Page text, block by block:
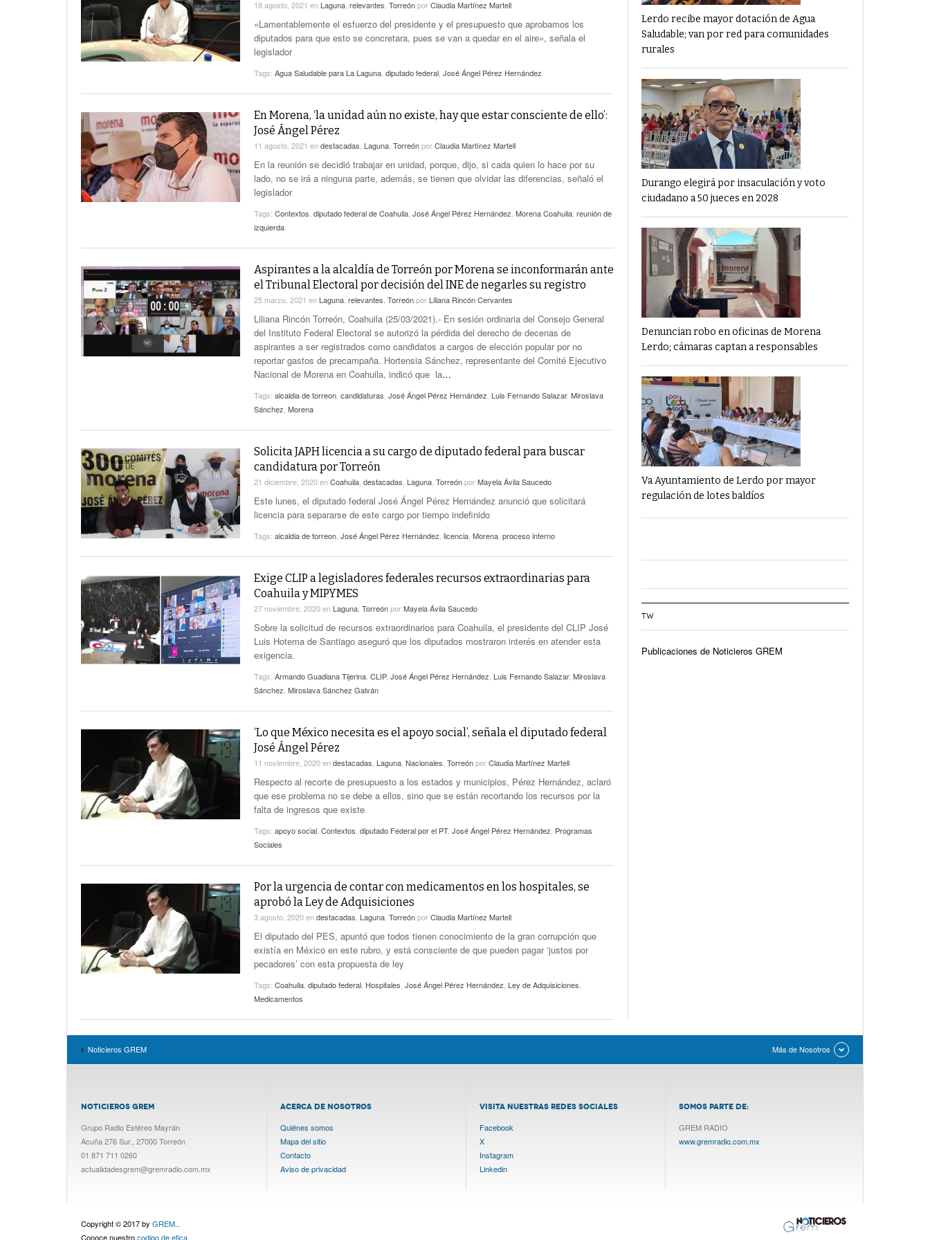
18 agosto, 2021 en Laguna relevantes TorreónporClaudia Martínez Martell
«Lamentablemente el esfuerzo del presidente y el presupuesto que aprobamos los
diputados para que esto se concretara, pues se van a quedar en el aire», señala el
legislador
Tags: Agua Saludable para La Laguna diputado federal José Ángel Pérez Hernández
En Morena, ‘la unidad aún no existe, hay que estar consciente de ello’:
José Ángel Pérez
11 agosto, 2021 endestacadas Laguna TorreónporClaudia Martínez Martell
En la reunión se decidió trabajar en unidad, porque, dijo, si cada quien lo hace por su
lado, no se irá a ninguna parte, además, se tienen que olvidar las diferencias, señaló el
legislador
Tags: Contextos diputado federal de Coahuila José Ángel Pérez Hernández Morena Coahuila reunión de
izquierda
Aspirantes a la alcaldía de Torreón por Morena se inconformarán ante
el Tribunal Electoral por decisión del INE de negarles su registro
25 marzo, 2021 en Laguna relevantes Torreónpor Liliana Rincón Cervantes
Liliana Rincón Torreón, Coahuila (25/03/2021).- En sesión ordinaria del Consejo General
del Instituto Federal Electoral se autorizó la pérdida del derecho de decenas de
aspirantes a ser registrados como candidatos a cargos de elección popular por no
reportar gastos de precampaña. Hortensia Sánchez, representante del Comité Ejecutivo
Nacional de Morena en Coahuila, indicó que la…
Tags: alcaldia de torreon candidaturas José Ángel Pérez Hernández Luis Fernando Salazar, Miroslava
Sánchez Morena
Solicita JAPH licencia a su cargo de diputado federal para buscar
candidatura por Torreón
21 diciembre, 2020enCoahuila destacadas Laguna TorreónporMayela Ávila Saucedo
Este lunes, el diputado federal José Ángel Pérez Hernández anunció que solicitará
licencia para separarse de este cargo por tiempo indefinido
Tags: alcaldia de torreon José Ángel Pérez Hernández licencia Morena proceso interno
Exige CLIP a legisladores federales recursos extraordinarias para
Coahuila y MIPYMES
27 noviembre, 2020en Laguna TorreónporMayela Ávila Saucedo
Sobre la solicitud de recursos extraordinarios para Coahuila, el presidente del CLIP José
Luis Hotema de Santiago aseguró que los diputados mostraron interés en atender esta
exigencia.
Tags: Armando Guadiana Tijerina CLIP, José Ángel Pérez Hernández Luis Fernando Salazar, Miroslava
Sánchez Miroslava Sánchez Galván
‘Lo que México necesita es el apoyo social’, señala el diputado federal
José Ángel Pérez
11 noviembre, 2020endestacadas Laguna Nacionales TorreónporClaudia Martínez Martell
Respecto al recorte de presupuesto a los estados y municipios, Pérez Hernández, aclaró
que ese problema no se debe a ellos, sino que se están recortando los recursos por la
falta de ingresos que existe
Tags: apoyo social Contextos diputado Federal por el PT, José Ángel Pérez Hernández Programas
Sociales
Por la urgencia de contar con medicamentos en los hospitales, se
aprobó la Ley de Adquisiciones
3 agosto, 2020endestacadas Laguna TorreónporClaudia Martínez Martell
El diputado del PES, apuntó que todos tienen conocimiento de la gran corrupción que
existía en México en este rubro, y está consciente de que pueden pagar ‘justos por
pecadores’ con esta propuesta de ley
Tags: Coahuila diputado federal Hospitales José Ángel Pérez Hernández Ley de Adquisiciones
Medicamentos
Lerdo recibe mayor dotación de Agua
Saludable; van por red para comunidades
rurales
Durango elegirá por insaculación y voto
ciudadano a 50 jueces en 2028
Denuncian robo en oficinas de Morena
Lerdo; cámaras captan a responsables
Va Ayuntamiento de Lerdo por mayor
regulación de lotes baldíos
TW
Publicaciones de Noticieros GREM
Noticieros GREM Más de Nosotros
NOTICIEROS GREM
Grupo Radio Estéreo Mayrán
Acuña 276 Sur., 27000 Torreón
01 871 711 0260
actualidadesgrem@gremradio.com.mx
ACERCA DE NOSOTROS
Quiénes somos
Mapa del sitio
Contacto
Aviso de privacidad
VISITA NUESTRAS REDES SOCIALES
Facebook
X
Instagram
Linkedin
SOMOS PARTE DE:
GREM RADIO
www.gremradio.com.mx
Copyright © 2017 by GREM..
Conoce nuestrocodigo de etica.